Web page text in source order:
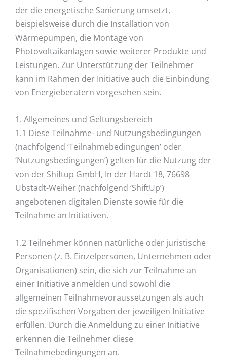
der die energetische Sanierung umsetzt,
beispielsweise durch die Installation von
Wärmepumpen, die Montage von
Photovoltaikanlagen sowie weiterer Produkte und
Leistungen. Zur Unterstützung der Teilnehmer
kann im Rahmen der Initiative auch die Einbindung
von Energieberatern vorgesehen sein.
1. Allgemeines und Geltungsbereich
1.1 Diese Teilnahme- und Nutzungsbedingungen
(nachfolgend ‘Teilnahmebedingungen’ oder
‘Nutzungsbedingungen’) gelten für die Nutzung der
von der Shiftup GmbH, In der Hardt 18, 76698
Ubstadt-Weiher (nachfolgend ‘ShiftUp’)
angebotenen digitalen Dienste sowie für die
Teilnahme an Initiativen.
1.2 Teilnehmer können natürliche oder juristische
Personen (z. B. Einzelpersonen, Unternehmen oder
Organisationen) sein, die sich zur Teilnahme an
einer Initiative anmelden und sowohl die
allgemeinen Teilnahmevoraussetzungen als auch
die spezifischen Vorgaben der jeweiligen Initiative
erfüllen. Durch die Anmeldung zu einer Initiative
erkennen die Teilnehmer diese
Teilnahmebedingungen an.